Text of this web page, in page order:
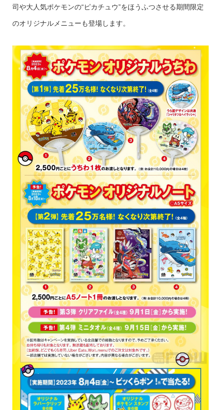
司や大人気ポケモンの“ピカチュウ”をほうふつさせる期間限定
のオリジナルメニューも登場します。